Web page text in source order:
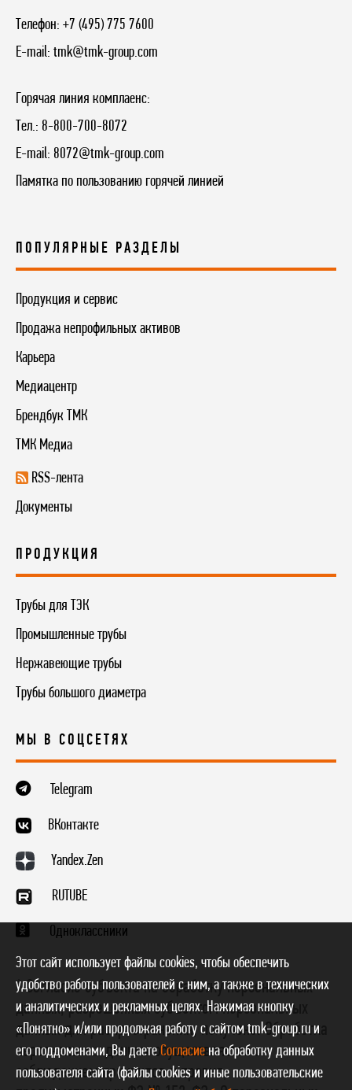
Телефон: +7 (495) 775 7600
E-mail: tmk@tmk-group.com
Горячая линия комплаенс:
Тел.: 8-800-700-8072
E-mail: 8072@tmk-group.com
Памятка по пользованию горячей линией
ПОПУЛЯРНЫЕ РАЗДЕЛЫ
Продукция и сервис
Продажа непрофильных активов
Карьера
Медиацентр
Брендбук ТМК
ТМК Медиа
RSS-лента
Документы
ПРОДУКЦИЯ
Трубы для ТЭК
Промышленные трубы
Нержавеющие трубы
Трубы большого диаметра
МЫ В СОЦСЕТЯХ
Telegram
ВКонтакте
Yandex.Zen
RUTUBE
Одноклассники
* Согласие субъекта на обработку персональных
данных, разрешенных субъектом персональных
данных для распространения, получено. Обработка
персональных данных осуществляется с
соблюдением принципов и правил,
Этот сайт использует файлы cookies, чтобы обеспечить
удобство работы пользователей с ним, а также в технических
и аналитических и рекламных целях. Нажимая кнопку
«Понятно» и/или продолжая работу с сайтом tmk-group.ru и
его поддоменами, Вы даете Согласие на обработку данных
пользователя сайта (файлы cookies и иные пользовательские